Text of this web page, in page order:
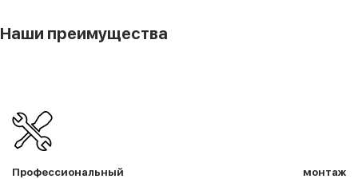
Наши преимущества
Профессиональный монтаж